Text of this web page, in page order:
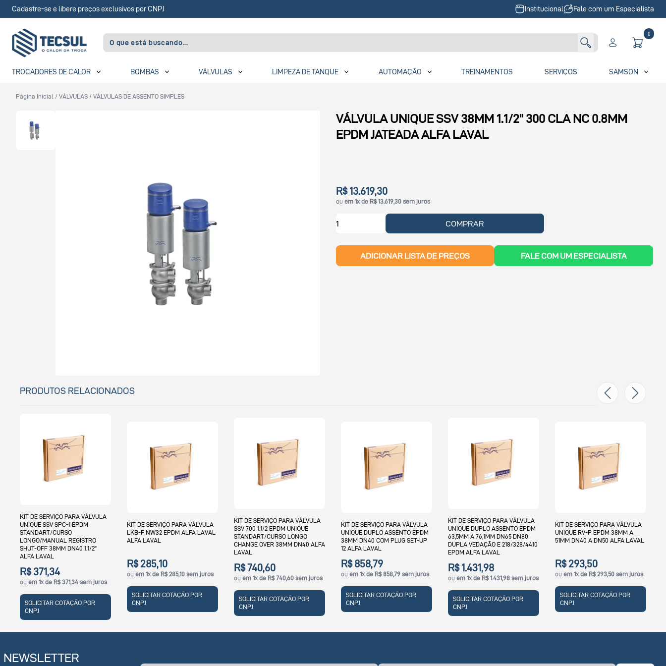
Cadastre-se e libere preços exclusivos por CNPJ Institucional Fale com um Especialista
0
TROCADORES DE CALOR BOMBAS VÁLVULAS LIMPEZA DE TANQUE AUTOMAÇÃO TREINAMENTOS SERVIÇOS SAMSON
Página Inicial / VÁLVULAS / VÁLVULAS DE ASSENTO SIMPLES
VÁLVULA UNIQUE SSV 38MM 1.1/2" 300 CLA NC 0.8MM
EPDM JATEADA ALFA LAVAL
R$ 13.619,30
ouem 1x de R$ 13.619,30 sem juros
COMPRAR
ADICIONAR LISTA DE PREÇOS FALE COM UM ESPECIALISTA
PRODUTOS RELACIONADOS
KIT DE SERVIÇO PARA VÁLVULA
UNIQUE SSV SPC-1 EPDM
STANDART/CURSO
LONGO/MANUAL REGISTRO
SHUT-OFF 38MM DN40 1.1/2"
ALFA LAVAL
R$ 371,34
ou em 1x de R$ 371,34 sem juros
SOLICITAR COTAÇÃO POR
CNPJ
KIT DE SERVIÇO PARA VÁLVULA
LKB-F NW32 EPDM ALFA LAVAL
ALFA LAVAL
R$ 285,10
ou em 1x de R$ 285,10 sem juros
SOLICITAR COTAÇÃO POR
CNPJ
KIT DE SERVIÇO PARA VÁLVULA
SSV 700 1.1/2 EPDM UNIQUE
STANDART/CURSO LONGO
CHANGE OVER 38MM DN40 ALFA
LAVAL
R$ 740,60
ou em 1x de R$ 740,60 sem juros
SOLICITAR COTAÇÃO POR
CNPJ
KIT DE SERVIÇO PARA VÁLVULA
UNIQUE DUPLO ASSENTO EPDM
38MM DN40 COM PLUG SET-UP
12 ALFA LAVAL
R$ 858,79
ou em 1x de R$ 858,79 sem juros
SOLICITAR COTAÇÃO POR
CNPJ
KIT DE SERVIÇO PARA VÁLVULA
UNIQUE DUPLO ASSENTO EPDM
63,5MM A 76,1MM DN65 DN80
DUPLA VEDAÇÃO E 218/328/4410
EPDM ALFA LAVAL
R$ 1.431,98
ou em 1x de R$ 1.431,98 sem juros
SOLICITAR COTAÇÃO POR
CNPJ
KIT DE SERVIÇO PARA VÁLVULA
UNIQUE RV-P EPDM 38MM A
51MM DN40 A DN50 ALFA LAVAL
R$ 293,50
ou em 1x de R$ 293,50 sem juros
SOLICITAR COTAÇÃO POR
CNPJ
NEWSLETTER